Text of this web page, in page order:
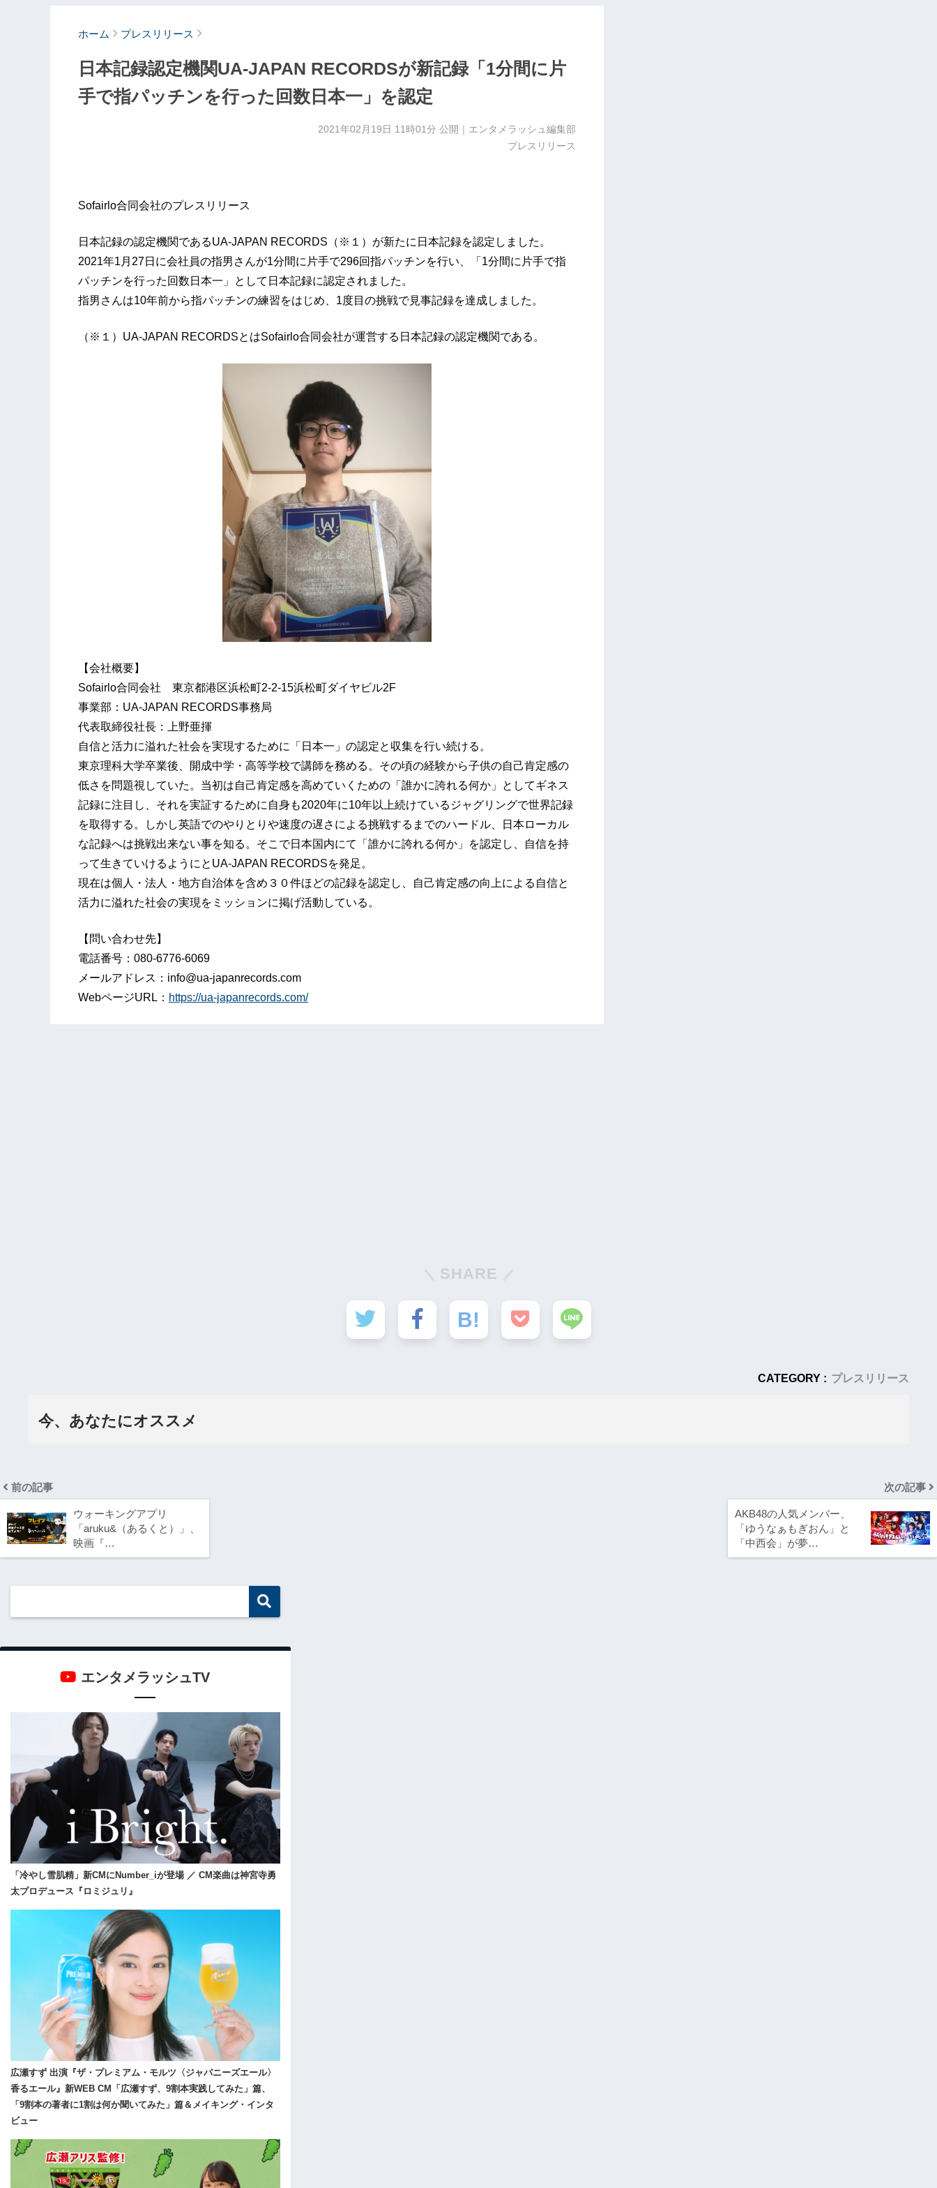
ホーム プレスリリース
日本記録認定機関UA-JAPAN RECORDSが新記録「1分間に片
手で指パッチンを行った回数日本一」を認定
2021年02月19日 11時01分 公開｜エンタメラッシュ編集部
プレスリリース
Sofairlo合同会社のプレスリリース
日本記録の認定機関であるUA-JAPAN RECORDS（※１）が新たに日本記録を認定しました。
2021年1月27日に会社員の指男さんが1分間に片手で296回指パッチンを行い、「1分間に片手で指
パッチンを行った回数日本一」として日本記録に認定されました。
指男さんは10年前から指パッチンの練習をはじめ、1度目の挑戦で見事記録を達成しました。
（※１）UA-JAPAN RECORDSとはSofairlo合同会社が運営する日本記録の認定機関である。
【会社概要】
Sofairlo合同会社 東京都港区浜松町2-2-15浜松町ダイヤビル2F
事業部：UA-JAPAN RECORDS事務局
代表取締役社長：上野亜揮
自信と活力に溢れた社会を実現するために「日本一」の認定と収集を行い続ける。
東京理科大学卒業後、開成中学・高等学校で講師を務める。その頃の経験から子供の自己肯定感の
低さを問題視していた。当初は自己肯定感を高めていくための「誰かに誇れる何か」としてギネス
記録に注目し、それを実証するために自身も2020年に10年以上続けているジャグリングで世界記録
を取得する。しかし英語でのやりとりや速度の遅さによる挑戦するまでのハードル、日本ローカル
な記録へは挑戦出来ない事を知る。そこで日本国内にて「誰かに誇れる何か」を認定し、自信を持
って生きていけるようにとUA-JAPAN RECORDSを発足。
現在は個人・法人・地方自治体を含め３０件ほどの記録を認定し、自己肯定感の向上による自信と
活力に溢れた社会の実現をミッションに掲げ活動している。
【問い合わせ先】
電話番号：080-6776-6069
メールアドレス：info@ua-japanrecords.com
WebページURL： https://ua-japanrecords.com/
SHARE
CATEGORY : プレスリリース
今、あなたにオススメ
前の記事
ウォーキングアプリ
「aruku&（あるくと）」、
映画『…
次の記事
AKB48の人気メンバー、
「ゆうなぁもぎおん」と
「中西会」が夢…
エンタメラッシュTV
「冷やし雪肌精」新CMにNumber_iが登場 ／ CM楽曲は神宮寺勇
太プロデュース『ロミジュリ』
広瀬すず 出演『ザ・プレミアム・モルツ〈ジャパニーズエール〉
香るエール』新WEB CM「広瀬すず、9割本実践してみた」篇、
「9割本の著者に1割は何か聞いてみた」篇＆メイキング・インタ
ビュー